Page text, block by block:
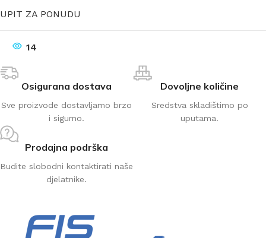
UPIT ZA PONUDU
14
Osigurana dostava
Sve proizvode dostavljamo brzo
i sigurno.
Dovoljne količine
Sredstva skladištimo po
uputama.
Prodajna podrška
Budite slobodni kontaktirati naše
djelatnike.